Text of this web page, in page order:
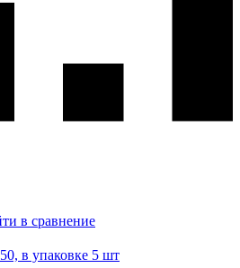
в сравнение
в упаковке 5 шт